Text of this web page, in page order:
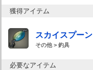
獲得アイテム
スカイスプーン
その他 > 釣具
必要なアイテム